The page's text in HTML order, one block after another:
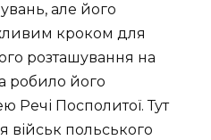
але його
кроком для
розташування на
робило його
Речі Посполитої. Тут
військ польського